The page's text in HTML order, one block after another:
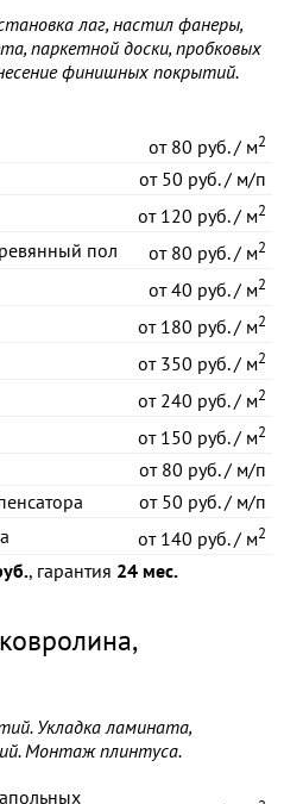
лаг, настил фанеры,
паркетной доски, пробковых
финишных покрытий.
от80 руб. / м2
от50 руб. / м/п
от120 руб. / м2
пол от80 руб. / м2
от40 руб. / м2
от180 руб. / м2
от350 руб. / м2
от240 руб. / м2
от150 руб. / м2
от80 руб. / м/п
от50 руб. / м/п
от140 руб. / м2
, гарантия 24 мес.
Укладка ламината,
Монтаж плинтуса.